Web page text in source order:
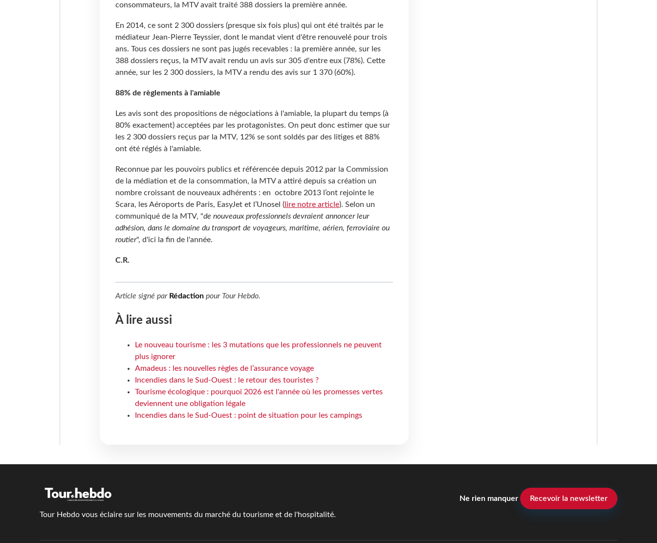
consommateurs, la MTV avait traité 388 dossiers la première année.
En 2014, ce sont 2 300 dossiers (presque six fois plus) qui ont été traités par le
médiateur Jean-Pierre Teyssier, dont le mandat vient d'être renouvelé pour trois
ans. Tous ces dossiers ne sont pas jugés recevables : la première année, sur les
388 dossiers reçus, la MTV avait rendu un avis sur 305 d'entre eux (78%). Cette
année, sur les 2 300 dossiers, la MTV a rendu des avis sur 1 370 (60%).
88% de règlements à l'amiable
Les avis sont des propositions de négociations à l'amiable, la plupart du temps (à
80% exactement) acceptées par les protagonistes. On peut donc estimer que sur
les 2 300 dossiers reçus par la MTV, 12% se sont soldés par des litiges et 88%
ont été réglés à l'amiable.
Reconnue par les pouvoirs publics et référencée depuis 2012 par la Commission
de la médiation et de la consommation, la MTV a attiré depuis sa création un
nombre croissant de nouveaux adhérents : en octobre 2013 l’ont rejointe le
Scara, les Aéroports de Paris, EasyJet et l’Unosel (lire notre article). Selon un
communiqué de la MTV, "de nouveaux professionnels devraient annoncer leur
adhésion, dans le domaine du transport de voyageurs, maritime, aérien, ferroviaire ou
routier", d'ici la fin de l'année.
C.R.
Article signé par Rédactionpour Tour Hebdo.
À lire aussi
Le nouveau tourisme : les 3 mutations que les professionnels ne peuvent
plus ignorer
Amadeus : les nouvelles règles de l’assurance voyage
Incendies dans le Sud-Ouest : le retour des touristes ?
Tourisme écologique : pourquoi 2026 est l'année où les promesses vertes
deviennent une obligation légale
Incendies dans le Sud-Ouest : point de situation pour les campings
Tour Hebdo vous éclaire sur les mouvements du marché du tourisme et de l'hospitalité.
Ne rien manquer Recevoir la newsletter